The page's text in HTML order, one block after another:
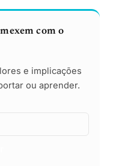
com o
e implicações
ou aprender.